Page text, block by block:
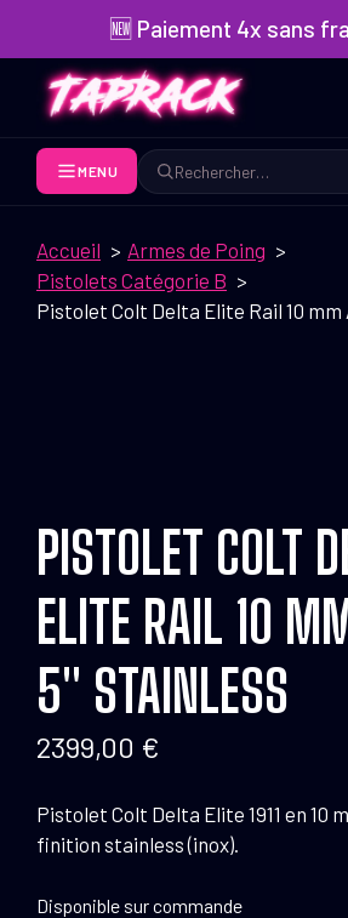
contenu
🆕 Paiement 4x sans
MENU
Rechercher
Accueil
Armes de Poing
Pistolets Catégorie B
Pistolet Colt Delta Elite Rail 10 mm
PISTOLET COLT
ELITE RAIL 10
5″ STAINLESS
2399,00 €
Pistolet Colt Delta Elite 1911 en 10
finition stainless (inox).
Disponible sur commande